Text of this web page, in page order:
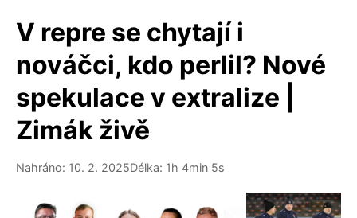
V repre se chytají i
nováčci, kdo perlil? Nové
spekulace v extralize |
Zimák živě
Nahráno: 10. 2. 2025Délka: 1h 4min 5s